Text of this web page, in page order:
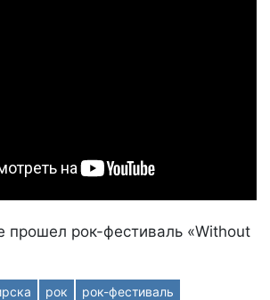
прошел рок-фестиваль «Without
рок рок-фестиваль